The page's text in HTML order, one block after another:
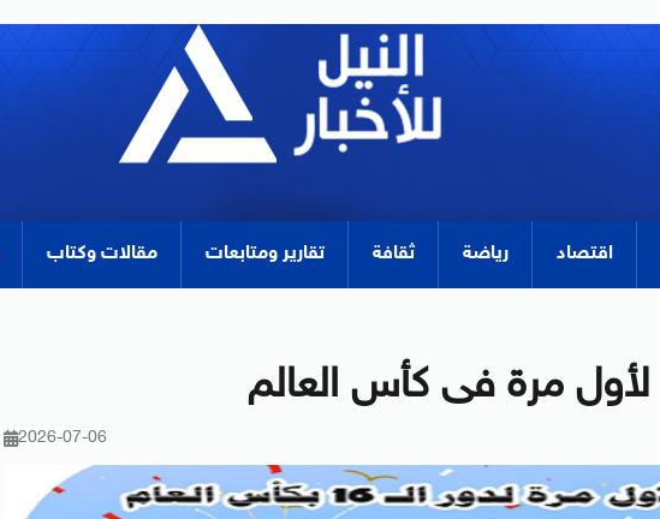
اقتصاد رياضة ثقافة تقارير ومتابعات مقالات وكتاب
2026-07-06